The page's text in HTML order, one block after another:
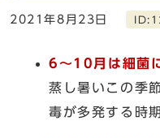
2021年8月23日
6～10月は細菌
蒸し暑いこの季
毒が多発する時